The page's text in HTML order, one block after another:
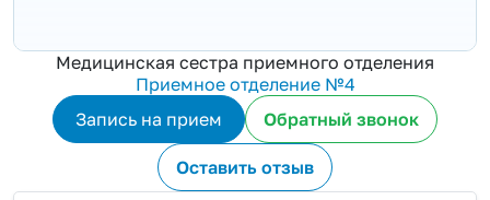
Медицинская сестра приемного отделения
Приемное отделение №4
Запись на прием
Обратный звонок
Оставить отзыв